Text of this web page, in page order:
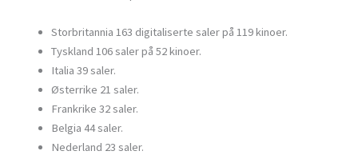
Storbritannia 163 digitaliserte saler på 119 kinoer.
Tyskland 106 saler på 52 kinoer.
Italia 39 saler.
Østerrike 21 saler.
Frankrike 32 saler.
Belgia 44 saler.
Nederland 23 saler.